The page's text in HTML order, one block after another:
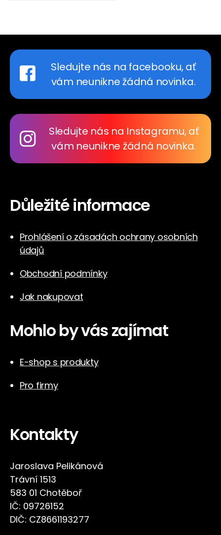
Sledujte nás na facebooku, ať
vám neunikne žádná novinka.
Sledujte nás na Instagramu, ať
vám neunikne žádná novinka.
Důležité informace
Prohlášení o zásadách ochrany osobních
údajů
Obchodní podmínky
Jak nakupovat
Mohlo by vás zajímat
E-shop s produkty
Pro firmy
Kontakty
Jaroslava Pelikánová
Trávní 1513
583 01 Chotěboř
IČ: 09726152
DIČ: CZ8661193277